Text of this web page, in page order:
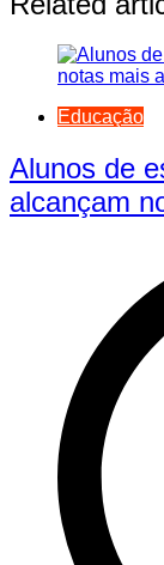
Educação
Alunos de
alcançam